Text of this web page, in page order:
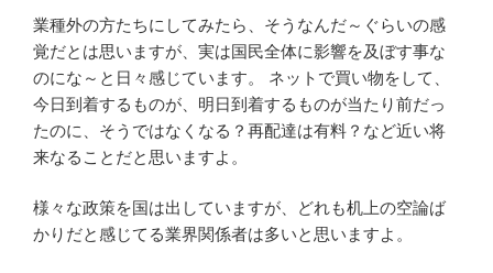
業種外の方たちにしてみたら、そうなんだ～ぐらいの感
覚だとは思いますが、実は国民全体に影響を及ぼす事な
のにな～と日々感じています。 ネットで買い物をして、
今日到着するものが、明日到着するものが当たり前だっ
たのに、そうではなくなる？再配達は有料？など近い将
来なることだと思いますよ。
様々な政策を国は出していますが、どれも机上の空論ば
かりだと感じてる業界関係者は多いと思いますよ。